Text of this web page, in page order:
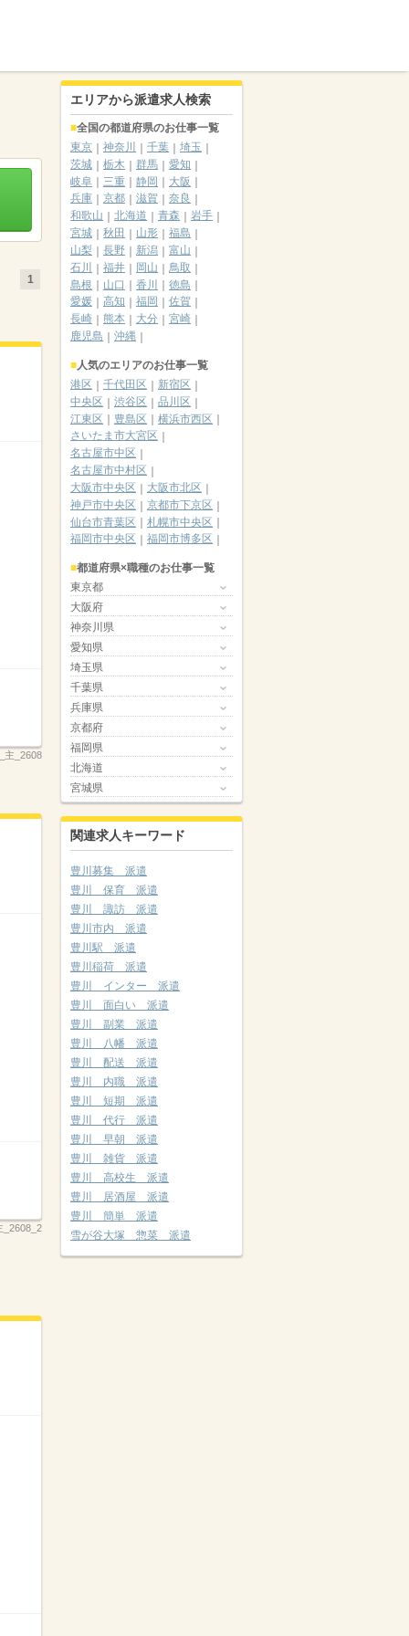
1
主_2608
_2608_2
エリアから派遣求人検索
全国の都道府県のお仕事一覧
東京
神奈川 千葉
埼玉
茨城
栃木 群馬
愛知
岐阜
三重 静岡
大阪
兵庫
京都 滋賀
奈良
和歌山
北海道 青森
岩手
宮城
秋田 山形
福島
山梨
長野 新潟
富山
石川
福井 岡山
鳥取
島根
山口 香川
徳島
愛媛
高知 福岡
佐賀
長崎
熊本 大分
宮崎
鹿児島
沖縄
人気のエリアのお仕事一覧
港区
千代田区
新宿区
中央区
渋谷区
品川区
江東区
豊島区
横浜市西区
さいたま市大宮区
名古屋市中区
名古屋市中村区
大阪市中央区
大阪市北区
神戸市中央区
京都市下京区
仙台市青葉区
札幌市中央区
福岡市中央区
福岡市博多区
都道府県×職種のお仕事一覧
東京都
大阪府
神奈川県
愛知県
埼玉県
千葉県
兵庫県
京都府
福岡県
北海道
宮城県
関連求人キーワード
豊川募集 派遣
豊川 保育 派遣
豊川 諏訪 派遣
豊川市内 派遣
豊川駅 派遣
豊川稲荷 派遣
豊川 インター 派遣
豊川 面白い 派遣
豊川 副業 派遣
豊川 八幡 派遣
豊川 配送 派遣
豊川 内職 派遣
豊川 短期 派遣
豊川 代行 派遣
豊川 早朝 派遣
豊川 雑貨 派遣
豊川 高校生 派遣
豊川 居酒屋 派遣
豊川 簡単 派遣
雪が谷大塚 惣菜 派遣